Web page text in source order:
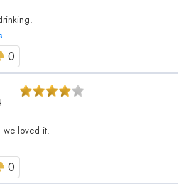
0
we loved it.
0